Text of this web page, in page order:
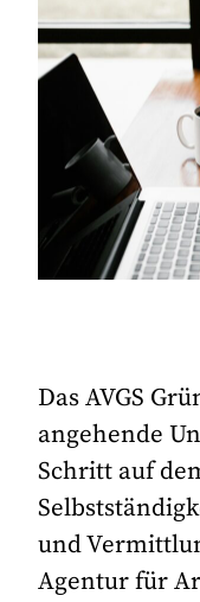
Das AVGS
angehende
Schritt auf
und
Agentur für